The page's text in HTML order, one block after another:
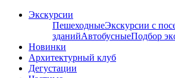
Экскурсии
ПешеходныеЭкскурсии с
зданийАвтобусныеПодбор
Новинки
Архитектурный клуб
Дегустации